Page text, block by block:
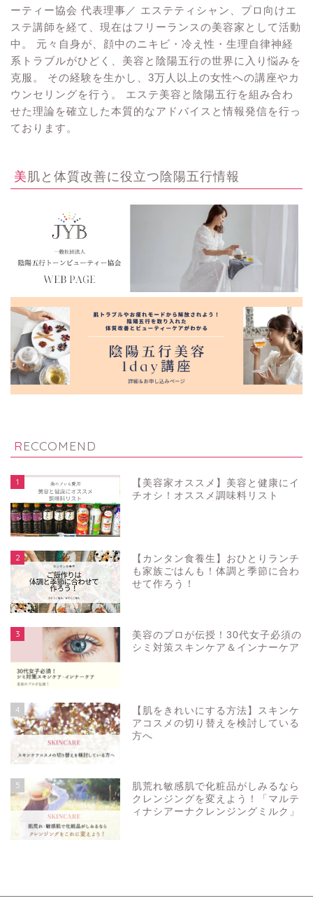
ーティー協会 代表理事／ エステティシャン、プロ向けエ
ステ講師を経て、現在はフリーランスの美容家として活動
中。 元々自身が、顔中のニキビ・冷え性・生理自律神経
系トラブルがひどく、美容と陰陽五行の世界に入り悩みを
克服。 その経験を生かし、3万人以上の女性への講座やカ
ウンセリングを行う。 エステ美容と陰陽五行を組み合わ
せた理論を確立した本質的なアドバイスと情報発信を行っ
ております。
美肌と体質改善に役立つ陰陽五行情報
RECCOMEND
1
【美容家オススメ】美容と健康にイ
チオシ！オススメ調味料リスト
2
【カンタン食養生】おひとりランチ
も家族ごはんも！体調と季節に合わ
せて作ろう！
3
美容のプロが伝授！30代女子必須の
シミ対策スキンケア＆インナーケア
4
【肌をきれいにする方法】スキンケ
アコスメの切り替えを検討している
方へ
5
肌荒れ敏感肌で化粧品がしみるなら
クレンジングを変えよう！「マルテ
ィナシアーナクレンジングミルク」